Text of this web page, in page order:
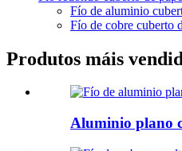
Fío de aluminio
Fío de cobre cuberto
Produtos máis
Aluminio plano